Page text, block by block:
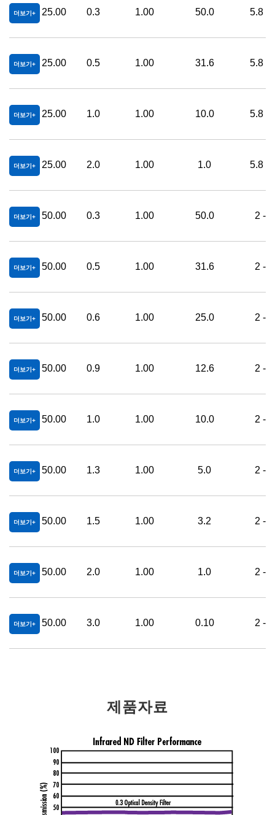
더보기 25.00 0.3 1.00 50.0 5.8 -
더보기 25.00 0.5 1.00 31.6 5.8 -
더보기 25.00 1.0 1.00 10.0 5.8 -
더보기 25.00 2.0 1.00 1.0 5.8 -
더보기 50.00 0.3 1.00 50.0 2 -
더보기 50.00 0.5 1.00 31.6 2 -
더보기 50.00 0.6 1.00 25.0 2 -
더보기 50.00 0.9 1.00 12.6 2 -
더보기 50.00 1.0 1.00 10.0 2 -
더보기 50.00 1.3 1.00 5.0 2 -
더보기 50.00 1.5 1.00 3.2 2 -
더보기 50.00 2.0 1.00 1.0 2 -
더보기 50.00 3.0 1.00 0.10 2 -
제품자료